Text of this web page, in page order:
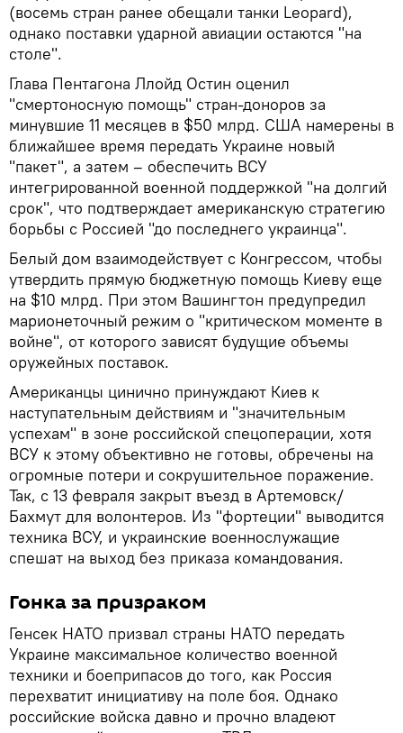
(восемь стран ранее обещали танки Leopard),
однако поставки ударной авиации остаются "на
столе".
Глава Пентагона Ллойд Остин оценил
"смертоносную помощь" стран-доноров за
минувшие 11 месяцев в $50 млрд. США намерены в
ближайшее время передать Украине новый
"пакет", а затем – обеспечить ВСУ
интегрированной военной поддержкой "на долгий
срок", что подтверждает американскую стратегию
борьбы с Россией "до последнего украинца".
Белый дом взаимодействует с Конгрессом, чтобы
утвердить прямую бюджетную помощь Киеву еще
на $10 млрд. При этом Вашингтон предупредил
марионеточный режим о "критическом моменте в
войне", от которого зависят будущие объемы
оружейных поставок.
Американцы цинично принуждают Киев к
наступательным действиям и "значительным
успехам" в зоне российской спецоперации, хотя
ВСУ к этому объективно не готовы, обречены на
огромные потери и сокрушительное поражение.
Так, с 13 февраля закрыт въезд в Артемовск/
Бахмут для волонтеров. Из "фортеции" выводится
техника ВСУ, и украинские военнослужащие
спешат на выход без приказа командования.
Гонка за призраком
Генсек НАТО призвал страны НАТО передать
Украине максимальное количество военной
техники и боеприпасов до того, как Россия
перехватит инициативу на поле боя. Однако
российские войска давно и прочно владеют